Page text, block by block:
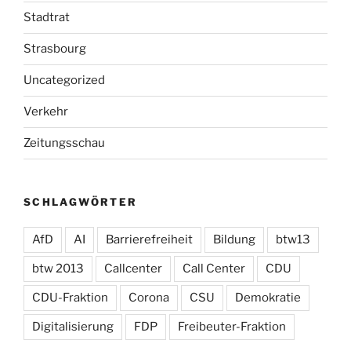
Stadtrat
Strasbourg
Uncategorized
Verkehr
Zeitungsschau
SCHLAGWÖRTER
AfD AI Barrierefreiheit Bildung btw13
btw 2013 Callcenter Call Center CDU
CDU-Fraktion Corona CSU Demokratie
Digitalisierung FDP Freibeuter-Fraktion